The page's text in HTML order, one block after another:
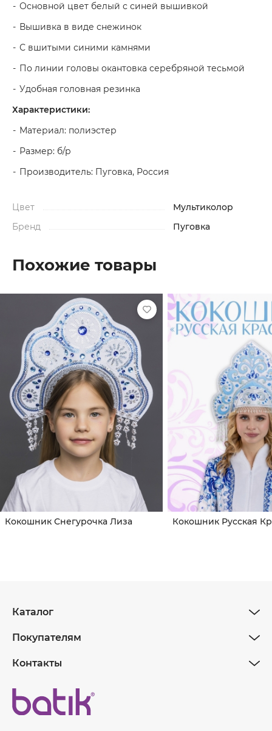
Основной цвет белый с синей вышивкой
Вышивка в виде снежинок
С вшитыми синими камнями
По линии головы окантовка серебряной тесьмой
Удобная головная резинка
Характеристики:
Материал: полиэстер
Размер: б/р
Производитель: Пуговка, Россия
Цвет
Мультиколор
Бренд
Пуговка
Похожие товары
Кокошник Снегурочка Лиза Кокошник Русская
Каталог
Покупателям
Контакты